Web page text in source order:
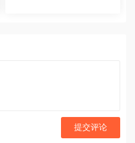
提交评论